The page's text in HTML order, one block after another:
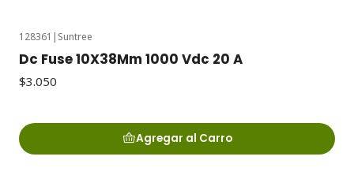
128361 | Suntree
Dc Fuse 10X38Mm 1000 Vdc 20 A
$3.050
Agregar al Carro